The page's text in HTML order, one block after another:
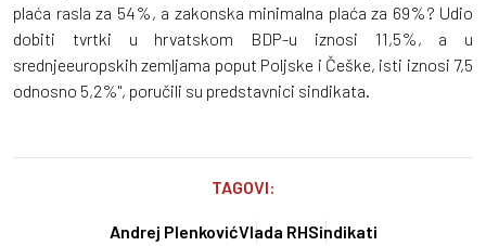
plaća rasla za 54%, a zakonska minimalna plaća za 69%? Udio
dobiti tvrtki u hrvatskom BDP-u iznosi 11,5%, a u
srednjeeuropskih zemljama poput Poljske i Češke, isti iznosi 7,5
odnosno 5,2%", poručili su predstavnici sindikata.
TAGOVI:
Andrej PlenkovićVlada RHSindikati